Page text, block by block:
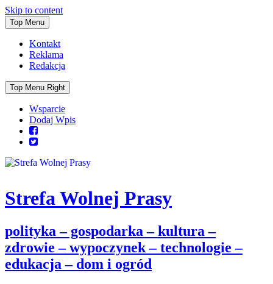
Skip to content
Top Menu
Kontakt
Reklama
Redakcja
Top Menu Right
Wsparcie
Dodaj Wpis
Strefa Wolnej Prasy
polityka – gospodarka – kultura –
zdrowie – wypoczynek – technologie –
edukacja – dom i ogród